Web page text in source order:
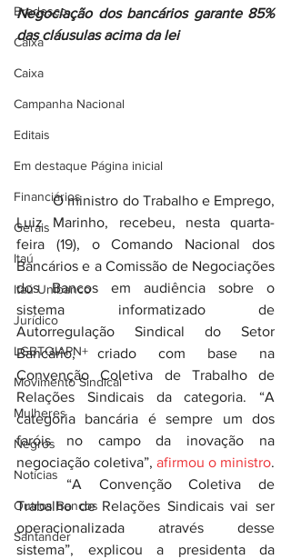
Bradesco
Caixa
Caixa
Campanha Nacional
Editais
Em destaque Página inicial
Financiários
Gerais
Itaú
Itaú Unibanco
Jurídico
LGBTQIAPN+
Movimento Sindical
Mulheres
Negros
Notícias
Outros Bancos
Santander
Negociação dos bancários garante 85%
das cláusulas acima da lei
	O ministro do Trabalho e Emprego,
Luiz Marinho, recebeu, nesta quarta-
feira (19), o Comando Nacional dos
Bancários e a Comissão de Negociações
dos Bancos em audiência sobre o
sistema informatizado de
Autorregulação Sindical do Setor
Bancário, criado com base na
Convenção Coletiva de Trabalho de
Relações Sindicais da categoria. “A
categoria bancária é sempre um dos
faróis no campo da inovação na
negociação coletiva”, afirmou o ministro.
	“A Convenção Coletiva de
Trabalho de Relações Sindicais vai ser
operacionalizada através desse
sistema”, explicou a presidenta da